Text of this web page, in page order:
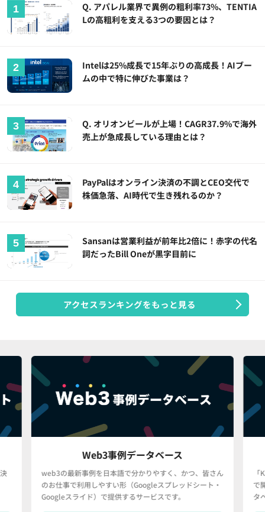
Q. アパレル業界で異例の粗利率73%、TENTIA
Lの高粗利を支える3つの要因とは？
Intelは25%成長で15年ぶりの高成長！AIブー
ムの中で特に伸びた事業は？
Q. オリオンビールが上場！CAGR37.9%で海外
売上が急成長している理由とは？
PayPalはオンライン決済の不調とCEO交代で
株価急落、AI時代で生き残れるのか？
Sansanは営業利益が前年比2倍に！赤字の代名
詞だったBill Oneが黒字目前に
アクセスランキングをもっと見る
Web3事例データベース
web3の最新事例を日本語で分かりやすく、かつ、皆さん
のお仕事で利用しやすい形（Googleスプレッドシート・
Googleスライド）で提供するサービスです。
で
タ